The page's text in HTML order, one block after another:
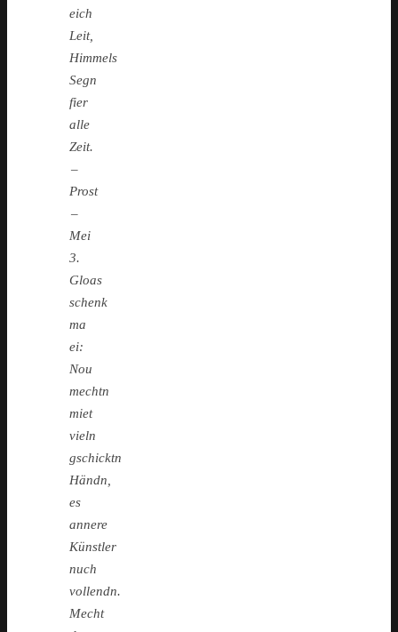
eich
Leit,
Himmels
Segn
fier
alle
Zeit.
–
Prost
–
Mei
3.
Gloas
schenk
ma
ei:
Nou
mechtn
miet
vieln
gschicktn
Händn,
es
annere
Künstler
nuch
vollendn.
Mecht